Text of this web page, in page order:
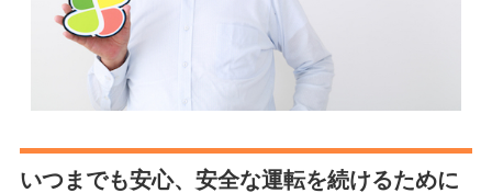
いつまでも安心、安全な運転を続けるために